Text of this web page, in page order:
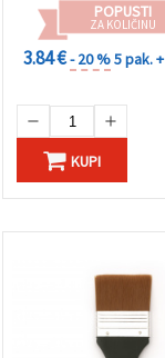
POPUSTI
ZA KOLIČINU
3.84 €- 20 %5 pak. +
KUPI